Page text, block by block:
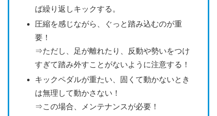
ば繰り返しキックする。
圧縮を感じながら、ぐっと踏み込むのが重
要！
⇒ただし、足が離れたり、反動や勢いをつけ
すぎて踏み外すことがないように注意する！
キックペダルが重たい、固くて動かないとき
は無理して動かさない！
⇒この場合、メンテナンスが必要！